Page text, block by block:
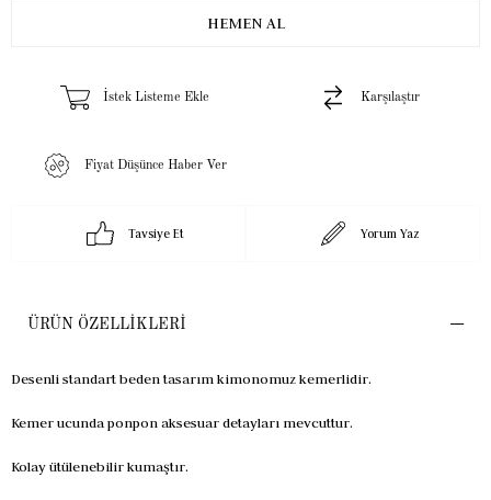
İstek Listeme Ekle Karşılaştır
Fiyat Düşünce Haber Ver
Tavsiye Et Yorum Yaz
ÜRÜN ÖZELLIKLERI
Desenli standart beden tasarım kimonomuz kemerlidir.
Kemer ucunda ponpon aksesuar detayları mevcuttur.
Kolay ütülenebilir kumaştır.